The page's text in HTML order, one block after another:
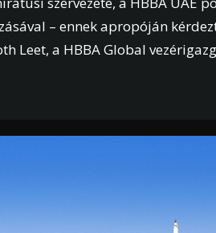
– ennek apropóján
Leet, a HBBA Global